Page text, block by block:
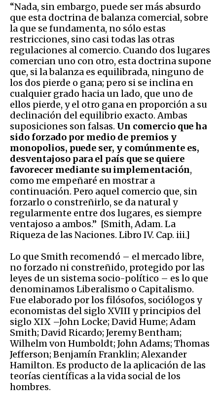
“Nada, sin embargo, puede ser más absurdo
que esta doctrina de balanza comercial, sobre
la que se fundamenta, no sólo estas
restricciones, sino casi todas las otras
regulaciones al comercio. Cuando dos lugares
comercian uno con otro, esta doctrina supone
que, si la balanza es equilibrada, ninguno de
los dos pierde o gana; pero si se inclina en
cualquier grado hacia un lado, que uno de
ellos pierde, y el otro gana en proporción a su
declinación del equilibrio exacto. Ambas
suposiciones son falsas. Un comercio que ha
sido forzado por medio de premios y
monopolios, puede ser, y comúnmente es,
desventajoso para el país que se quiere
favorecer mediante su implementación,
como me empeñaré en mostrar a
continuación. Pero aquel comercio que, sin
forzarlo o constreñirlo, se da natural y
regularmente entre dos lugares, es siempre
ventajoso a ambos.” [Smith, Adam. La
Riqueza de las Naciones. Libro IV. Cap. iii.]
Lo que Smith recomendó – el mercado libre,
no forzado ni constreñido, protegido por las
leyes de un sistema socio-político – es lo que
denominamos Liberalismo o Capitalismo.
Fue elaborado por los filósofos, sociólogos y
economistas del siglo XVIII y principios del
siglo XIX –John Locke; David Hume; Adam
Smith; David Ricardo; Jeremy Bentham;
Wilhelm von Humboldt; John Adams; Thomas
Jefferson; Benjamín Franklin; Alexander
Hamilton. Es producto de la aplicación de las
teorías científicas a la vida social de los
hombres.